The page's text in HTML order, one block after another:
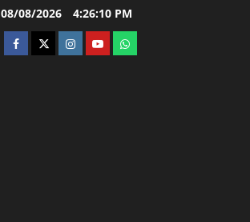
08/08/2026 4:26:11 PM
facebooktwitterinstagram.com
youtubewhatsapp